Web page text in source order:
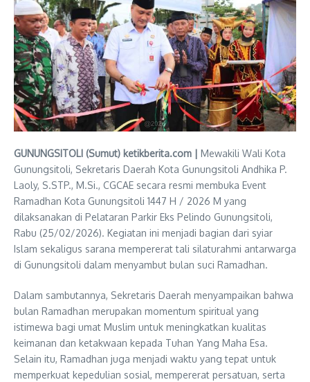
GUNUNGSITOLI (Sumut) ketikberita.com | Mewakili Wali Kota
Gunungsitoli, Sekretaris Daerah Kota Gunungsitoli Andhika P.
Laoly, S.STP., M.Si., CGCAE secara resmi membuka Event
Ramadhan Kota Gunungsitoli 1447 H / 2026 M yang
dilaksanakan di Pelataran Parkir Eks Pelindo Gunungsitoli,
Rabu (25/02/2026). Kegiatan ini menjadi bagian dari syiar
Islam sekaligus sarana mempererat tali silaturahmi antarwarga
di Gunungsitoli dalam menyambut bulan suci Ramadhan.
Dalam sambutannya, Sekretaris Daerah menyampaikan bahwa
bulan Ramadhan merupakan momentum spiritual yang
istimewa bagi umat Muslim untuk meningkatkan kualitas
keimanan dan ketakwaan kepada Tuhan Yang Maha Esa.
Selain itu, Ramadhan juga menjadi waktu yang tepat untuk
memperkuat kepedulian sosial, mempererat persatuan, serta